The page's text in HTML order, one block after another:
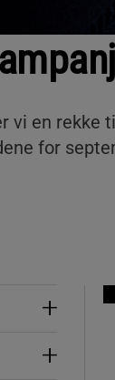
vi en rekke
for